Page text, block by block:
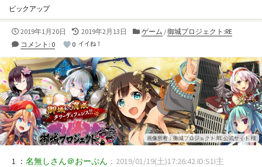
ピックアップ
公
開
2019年1月20日
最
終
新
日
2019年2月13日
カ
リ
ー
ゲーム /御城プロジェクト:RE
コメント: 0
0 イイね！
画像所有：御城プロジェクト:RE 公式サイト 様
1 ： 名無しさん＠おーぷん ：2019/01/19(土)17:26:42 ID:S1I主